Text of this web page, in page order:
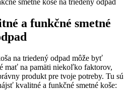
a funkčné smetné
na triedený odpad môže byť
mať na pamäti niekoľko faktorov,
produkt pre tvoje potreby. Tu sú
kvalitné a funkčné smetné koše: